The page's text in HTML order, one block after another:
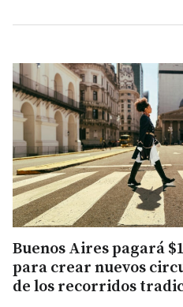
Buenos Aires pagará
para crear nuevos
de los recorridos